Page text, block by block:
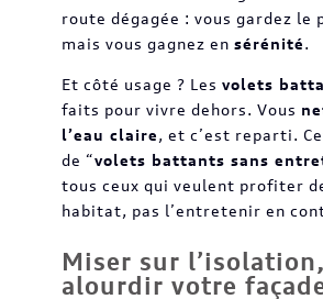
route dégagée : vous gardez le
mais vous gagnez en sérénité.
Et côté usage ? Les volets
faits pour vivre dehors. Vous
l’eau claire, et c’est reparti.
de “volets battants sans
tous ceux qui veulent profiter
habitat, pas l’entretenir en
Miser sur
alourdir votre